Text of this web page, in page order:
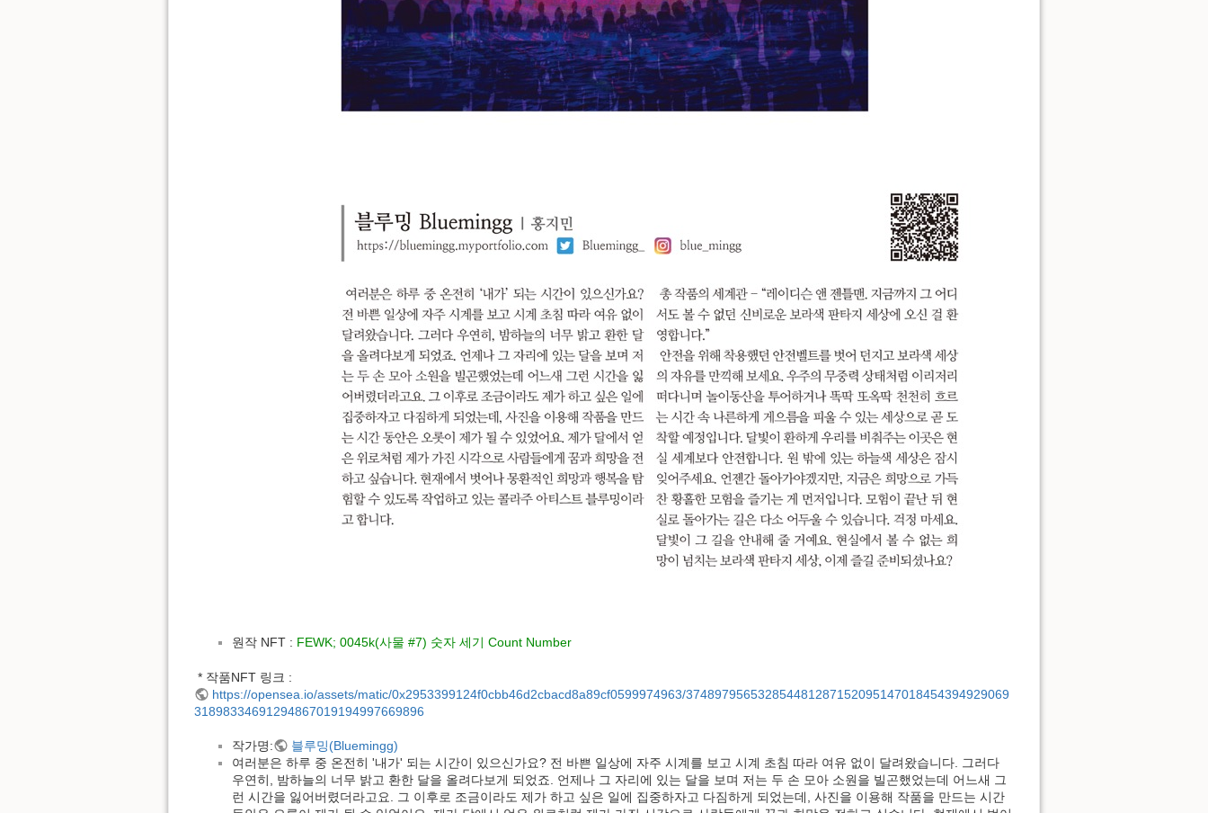
원작 NFT : FEWK; 0045k(사물 #7) 숫자 세기 Count Number
 * 작품NFT 링크 :
https://opensea.io/assets/matic/0x2953399124f0cbb46d2cbacd8a89cf0599974963/374897956532854481287152095147018454394929069
31898334691294867019194997669896
작가명:
블루밍(Bluemingg)
여러분은 하루 중 온전히 '내가' 되는 시간이 있으신가요? 전 바쁜 일상에 자주 시계를 보고 시계 초침 따라 여유 없이 달려왔습니다. 그러다
우연히, 밤하늘의 너무 밝고 환한 달을 올려다보게 되었죠. 언제나 그 자리에 있는 달을 보며 저는 두 손 모아 소원을 빌곤했었는데 어느새 그
런 시간을 잃어버렸더라고요. 그 이후로 조금이라도 제가 하고 싶은 일에 집중하자고 다짐하게 되었는데, 사진을 이용해 작품을 만드는 시간